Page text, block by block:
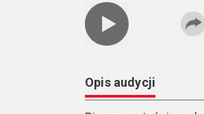
Opis audycji